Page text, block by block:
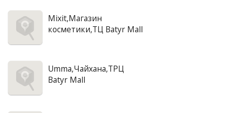
Mixit,Магазин
косметики,ТЦ Batyr Mall
Umma,Чайхана,ТРЦ
Batyr Mall